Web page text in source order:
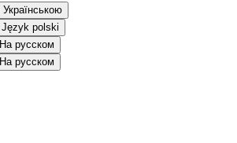
Українською
Język polski
На русском
На русском